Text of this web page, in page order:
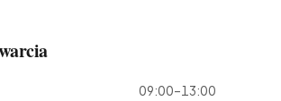
09:00–13:00